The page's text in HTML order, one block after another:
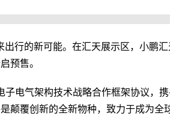
行的新可能。在汇天展示区，小鹏
预售。
电气架构技术战略合作框架协议，
颠覆创新的全新物种，致力于成为全